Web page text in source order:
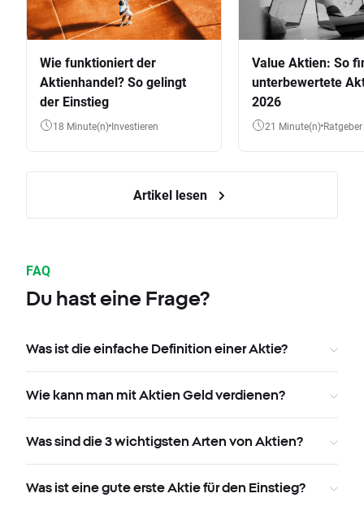
Wie funktioniert der
Aktienhandel? So gelingt
der Einstieg
18 Minute(n) Investieren
Value Aktien: So
unterbewertete
2026
21 Minute(n) Ratgeber
Artikel lesen
FAQ
Du hast eine Frage?
Was ist die einfache Definition einer Aktie?
Wie kann man mit Aktien Geld verdienen?
Was sind die 3 wichtigsten Arten von Aktien?
Was ist eine gute erste Aktie für den Einstieg?